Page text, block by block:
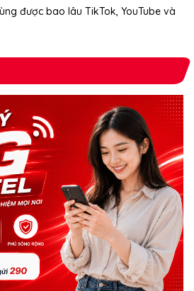
được bao lâu TikTok, YouTube và